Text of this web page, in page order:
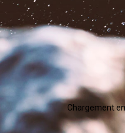
Chargement en